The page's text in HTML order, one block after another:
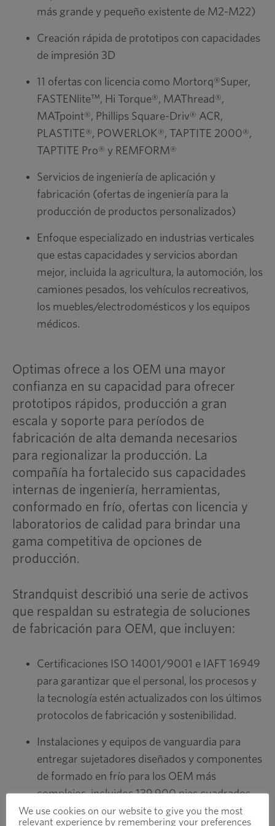
más grande y pequeño existente de M2-M22)
Creación rápida de prototipos con capacidades
de impresión 3D
11 ofertas con licencia como Mortorq®Super,
FASTENlite™, Hi Torque®, MAThread®,
MATpoint®, Phillips Square-Driv® ACR,
PLASTITE®, POWERLOK®, TAPTITE 2000®,
TAPTITE Pro® y REMFORM®
Servicios de ingeniería de aplicación y
fabricación (ofertas de ingeniería para la
producción de productos personalizados)
Enfoque especializado en industrias verticales
que estas capacidades y servicios abordan
mejor, incluida la agricultura, la automoción, los
camiones pesados, los vehículos recreativos,
los muebles/electrodomésticos y los equipos
médicos.
Optimas ofrece a los OEM una mayor
confianza en su capacidad para ofrecer
prototipos rápidos, producción a gran
escala y soporte para períodos de
fabricación de alta demanda necesarios
para regionalizar la producción. La
compañía ha fortalecido sus capacidades
internas de ingeniería, herramientas,
conformado en frío, ofertas con licencia y
laboratorios de calidad para brindar una
gama competitiva de opciones de
producción.
Strandquist describió una serie de activos
que respaldan su estrategia de soluciones
de fabricación para OEM, que incluyen:
Certificaciones ISO 14001/9001 e IAFT 16949
para garantizar que el personal, los procesos y
la tecnología estén actualizados con los últimos
protocolos de fabricación y sostenibilidad.
Instalaciones y equipos de vanguardia para
entregar sujetadores diseñados y componentes
de formado en frío para los OEM más
complejos, incluidos 139,900 pies cuadrados
de espacio de fabricación y distribución y 106
We use cookies on our website to give you the most
relevant experience by remembering your preferences